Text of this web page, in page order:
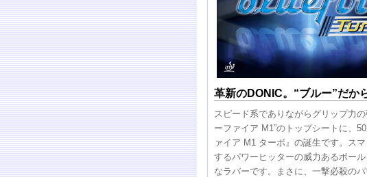
革新のDONIC。“ブルー”だから
スピード系でありながらグリップ力
ーファイア M1”のトップシートに、
ァイア M1 ターボ』の誕生です。ス
するパワーヒッターの威力あるボー
なラバーです。まさに、一撃必殺の